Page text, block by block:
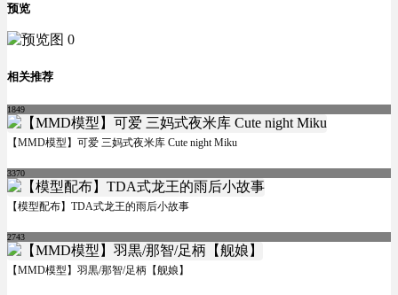
预览
相关推荐
1849
【MMD模型】可爱 三妈式夜米库 Cute night Miku
3370
【模型配布】TDA式龙王的雨后小故事
2743
【MMD模型】羽黒/那智/足柄【舰娘】